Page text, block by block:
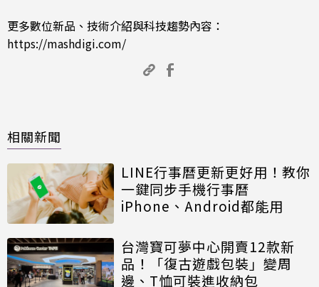
更多數位新品、技術介紹與科技趨勢內容：
https://mashdigi.com/
相關新聞
LINE行事曆更新更好用！教你
一鍵同步手機行事曆
iPhone、Android都能用
台灣寶可夢中心開賣12款新
品！「復古遊戲包裝」變周
邊、T恤可裝進收納包